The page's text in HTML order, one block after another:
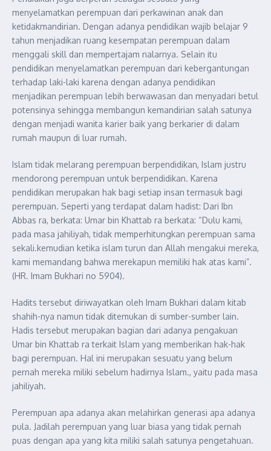
menyelamatkan perempuan dari perkawinan anak dan
ketidakmandirian. Dengan adanya pendidikan wajib belajar 9
tahun menjadikan ruang kesempatan perempuan dalam
menggali skill dan mempertajam nalarnya. Selain itu
pendidikan menyelamatkan perempuan dari kebergantungan
terhadap laki-laki karena dengan adanya pendidikan
menjadikan perempuan lebih berwawasan dan menyadari betul
potensinya sehingga membangun kemandirian salah satunya
dengan menjadi wanita karier baik yang berkarier di dalam
rumah maupun di luar rumah.
Islam tidak melarang perempuan berpendidikan, Islam justru
mendorong perempuan untuk berpendidikan. Karena
pendidikan merupakan hak bagi setiap insan termasuk bagi
perempuan. Seperti yang terdapat dalam hadist: Dari Ibn
Abbas ra, berkata: Umar bin Khattab ra berkata: “Dulu kami,
pada masa jahiliyah, tidak memperhitungkan perempuan sama
sekali.kemudian ketika islam turun dan Allah mengakui mereka,
kami memandang bahwa merekapun memiliki hak atas kami”.
(HR. Imam Bukhari no 5904).
Hadits tersebut diriwayatkan oleh Imam Bukhari dalam kitab
shahih-nya namun tidak ditemukan di sumber-sumber lain.
Hadis tersebut merupakan bagian dari adanya pengakuan
Umar bin Khattab ra terkait Islam yang memberikan hak-hak
bagi perempuan. Hal ini merupakan sesuatu yang belum
pernah mereka miliki sebelum hadirnya Islam., yaitu pada masa
jahiliyah.
Perempuan apa adanya akan melahirkan generasi apa adanya
pula. Jadilah perempuan yang luar biasa yang tidak pernah
puas dengan apa yang kita miliki salah satunya pengetahuan.